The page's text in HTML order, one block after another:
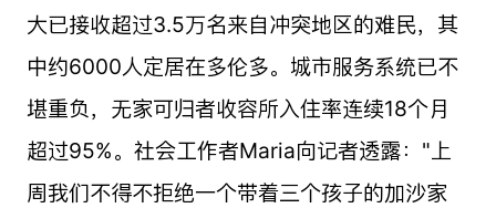
大已接收超过3.5万名来自冲突地区的难民，其
中约6000人定居在多伦多。城市服务系统已不
堪重负，无家可归者收容所入住率连续18个月
超过95%。社会工作者Maria向记者透露："上
周我们不得不拒绝一个带着三个孩子的加沙家